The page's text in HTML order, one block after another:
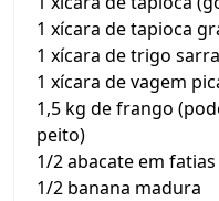
1 xícara de tapioca
1 xícara de trigo
1 xícara de vagem
1,5 kg de frango
peito)
1/2 abacate em fatias
1/2 banana madura